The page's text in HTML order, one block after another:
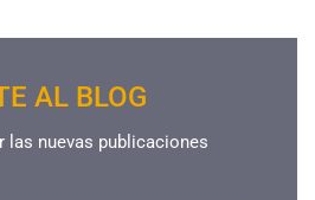
AL BLOG
las nuevas publicaciones